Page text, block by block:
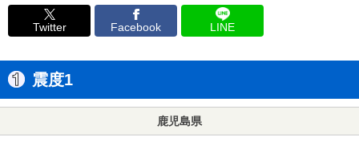
Twitter Facebook LINE
震度1
鹿児島県